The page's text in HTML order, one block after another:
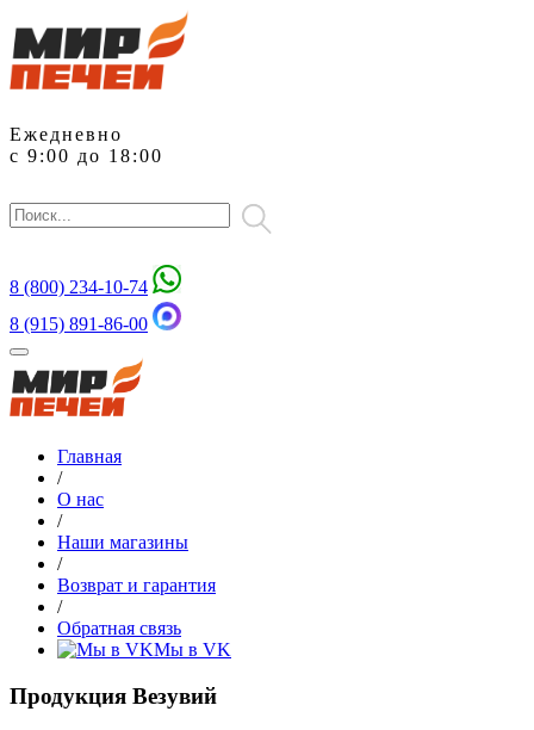
Ежедневно
с 9:00 до 18:00
8 (800) 234-10-74
8 (915) 891-86-00
Главная
/
О нас
/
Наши магазины
/
Возврат и гарантия
/
Обратная связь
Мы в VK
Продукция Везувий